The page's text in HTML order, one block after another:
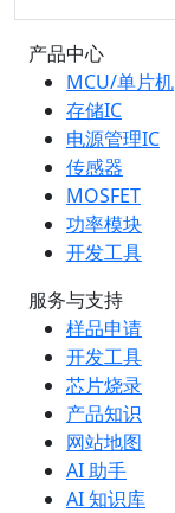
产品中心
MCU/单片机
存储IC
电源管理IC
传感器
MOSFET
功率模块
开发工具
服务与支持
样品申请
开发工具
芯片烧录
产品知识
网站地图
AI 助手
AI 知识库